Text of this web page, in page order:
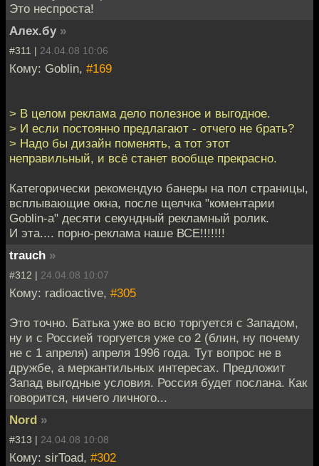
Это неспроста!
Алех.бу »
#311 | 24.04.08 10:06
Кому: Goblin, #169
> В целом реклама дело полезное и выгодное.
> И если постоянно предлагают - отчего не брать?
> Надо бы дизайн поменять, а тот этот
неправильный, и всё станет вообще прекрасно.
Категорически рекомендую банеры на пол страницы,
всплывающие окна, после щелчка "коментарии
Goblin-а" десяти секундный рекламный ролик.
И эта.... порно-реклама наше ВСЕ!!!!!!!
trauch »
#312 | 24.04.08 10:07
Кому: radioactive, #305
Это точно. Батька уже во всю торгуется с Западом,
ну и с Россией торгуется уже со 2 (блин, ну почему
не с 1 апреля) апреля 1996 года. Тут вопрос не в
дружбе, а меркантильных интересах. Предложит
Запад выгодные условия. Россия будет послана. Как
говорится, ничего личного...
Nord »
#313 | 24.04.08 10:08
Кому: sirToad, #302